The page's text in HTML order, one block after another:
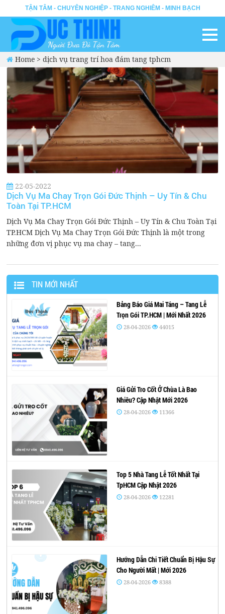
TẬN TÂM - CHUYÊN NGHIỆP - TRANG NGHIÊM - MINH BẠCH
Home >dịch vụ trang trí hoa đám tang tphcm
22-05-2022
Dịch Vụ Ma Chay Trọn Gói Đức Thịnh – Uy Tín & Chu
Toàn Tại TP.HCM
Dịch Vụ Ma Chay Trọn Gói Đức Thịnh – Uy Tín & Chu Toàn Tại
TP.HCM Dịch Vụ Ma Chay Trọn Gói Đức Thịnh là một trong
những đơn vị phục vụ ma chay – tang...
TIN MỚI NHẤT
Bảng Báo Giá Mai Táng – Tang Lễ
Trọn Gói TP.HCM | Mới Nhất 2026
28-04-2026 44015
Giá Gửi Tro Cốt Ở Chùa Là Bao
Nhiêu? Cập Nhật Mới 2026
28-04-2026 11366
Top 5 Nhà Tang Lễ Tốt Nhất Tại
TpHCM Cập Nhật 2026
28-04-2026 12281
Hướng Dẫn Chi Tiết Chuẩn Bị Hậu Sự
Cho Người Mất | Mới 2026
28-04-2026 8388